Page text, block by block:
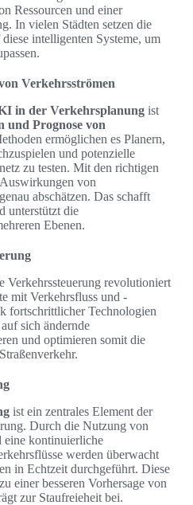
Ressourcen und einer
In vielen Städten setzen die
intelligenten Systeme, um
Verkehrsströmen
in der Verkehrsplanung ist
und Prognose von
ermöglichen es Planern,
und potenzielle
zu testen. Mit den richtigen
von
abschätzen. Das schafft
unterstützt die
Ebenen.
revolutioniert
mit Verkehrsfluss und -
fortschrittlicher Technologien
sich ändernde
und optimieren somit die
ist ein zentrales Element der
Durch die Nutzung von
eine kontinuierliche
werden überwacht
in Echtzeit durchgeführt. Diese
einer besseren Vorhersage von
zur Staufreieheit bei.